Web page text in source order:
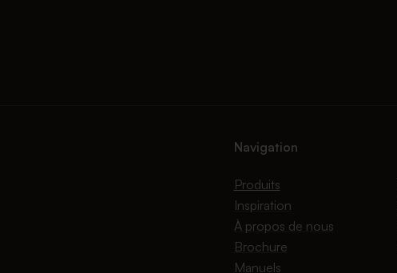
Navigation
Produits
Inspiration
À propos de nous
Brochure
Manuels